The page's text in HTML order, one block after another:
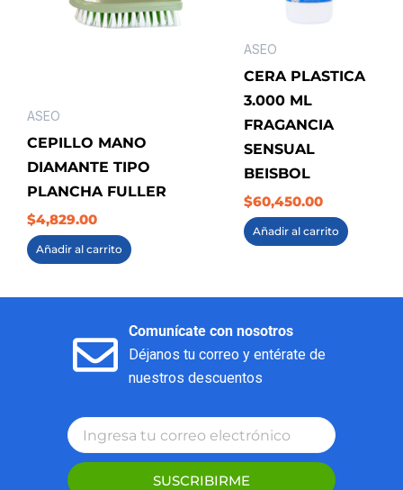
ASEO
CEPILLO MANO
DIAMANTE TIPO
PLANCHA FULLER
$4,829.00
Añadir al carrito
ASEO
CERA PLASTICA
3.000 ML
FRAGANCIA
SENSUAL
BEISBOL
$60,450.00
Añadir al carrito
Comunícate con nosotros
Déjanos tu correo y entérate de
nuestros descuentos
SUSCRIBIRME